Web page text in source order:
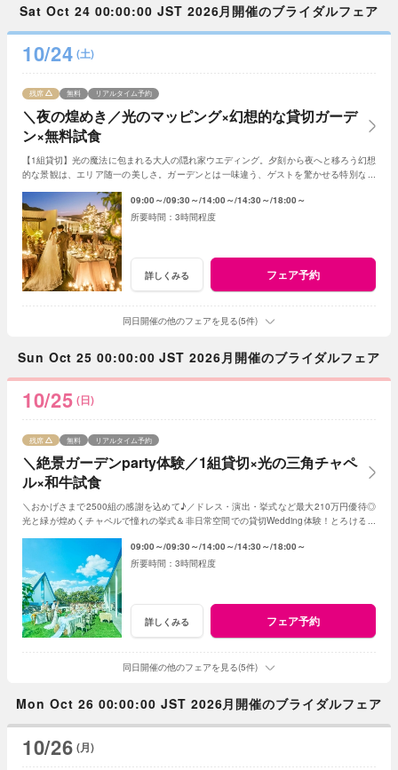
Sat Oct 24 00:00:00 JST 2026月開催のブライダルフェア
10/24 (土)
＼夜の煌めき／光のマッピング×幻想的な貸切ガーデ
ン×無料試食
残席 無料 リアルタイム予約
【1組貸切】光の魔法に包まれる大人の隠れ家ウエディング。夕刻から夜へと移ろう幻想
的な景観は、エリア随一の美しさ。ガーデンとは一味違う、ゲストを驚かせる特別な光
09:00～ 09:30～ 14:00～ 14:30～ 18:00～
3時間程度
詳しくみる フェア予約
同日開催の他のフェアを見る(5件)
Sun Oct 25 00:00:00 JST 2026月開催のブライダルフェア
10/25 (日)
＼絶景ガーデンparty体験／1組貸切×光の三角チャペ
ル×和牛試食
残席 無料 リアルタイム予約
＼おかげさまで2500組の感謝を込めて♪／ドレス・演出・挙式など最大210万円優待◎
光と緑が煌めくチャペルで憧れの挙式＆非日常空間での貸切Wedding体験！とろける和
09:00～ 09:30～ 14:00～ 14:30～ 18:00～
3時間程度
詳しくみる フェア予約
同日開催の他のフェアを見る(5件)
Mon Oct 26 00:00:00 JST 2026月開催のブライダルフェア
10/26 (月)